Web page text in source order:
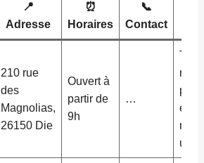
📍
Adresse
⏰
Horaires
📞
Contact
210 rue
des
Magnolias,
26150 Die
Ouvert à
partir de
9h
…
Très
et